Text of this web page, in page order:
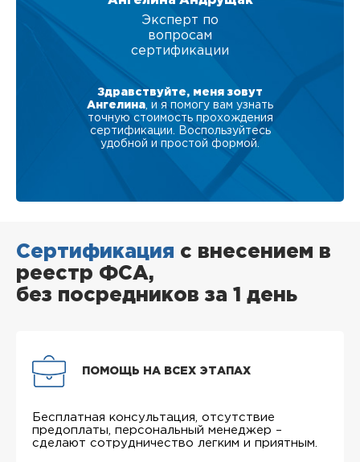
Эксперт по
вопросам
сертификации
Здравствуйте, меня зовут
Ангелина , и я помогу вам узнать
точную стоимость прохождения
сертификации. Воспользуйтесь
удобной и простой формой.
Сертификация с внесением в
реестр ФСА,
без посредников за 1 день
ПОМОЩЬ НА ВСЕХ ЭТАПАХ
Бесплатная консультация, отсутствие
предоплаты, персональный менеджер –
сделают сотрудничество легким и приятным.